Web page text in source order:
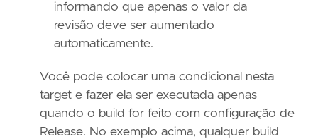
informando que apenas o valor da
revisão deve ser aumentado
automaticamente.
Você pode colocar uma condicional nesta
target e fazer ela ser executada apenas
quando o build for feito com configuração de
Release. No exemplo acima, qualquer build